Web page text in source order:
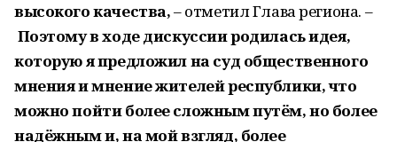
высокого качества,– отметил Глава региона. –
Поэтому в ходе дискуссии родилась идея,
которую я предложил на суд общественного
мнения и мнение жителей республики, что
можно пойти более сложным путём, но более
надёжным и, на мой взгляд, более